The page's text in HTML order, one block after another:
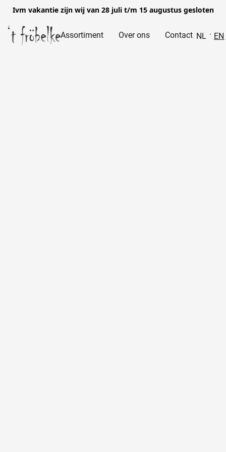
Ivm vakantie zijn wij van 28 juli t/m 15 augustus gesloten
Assortiment Over ons Contact NL EN